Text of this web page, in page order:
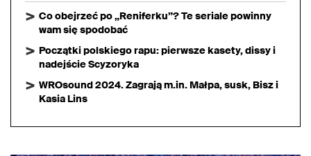
Co obejrzeć po „Reniferku”? Te seriale powinny
wam się spodobać
Początki polskiego rapu: pierwsze kasety, dissy i
nadejście Scyzoryka
WROsound 2024. Zagrają m.in. Małpa, susk, Bisz i
Kasia Lins